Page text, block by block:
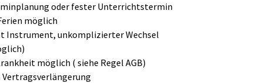
oder fester Unterrichtstermin
möglich
Instrument, unkomplizierter Wechsel
möglich ( siehe Regel AGB)